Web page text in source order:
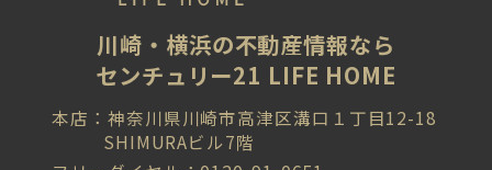
川崎・横浜の不動産情報なら
センチュリー21 LIFE HOME
本店：神奈川県川崎市高津区溝口１丁目12-18
SHIMURAビル7階